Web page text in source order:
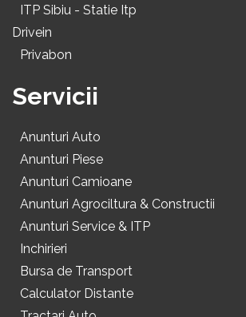
ITP Sibiu - Statie Itp
Drivein
Privabon
Servicii
Anunturi Auto
Anunturi Piese
Anunturi Camioane
Anunturi Agrociltura & Constructii
Anunturi Service & ITP
Inchirieri
Bursa de Transport
Calculator Distante